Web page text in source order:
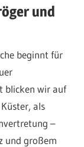
und
beginnt für
blicken wir auf
als
–
und großem